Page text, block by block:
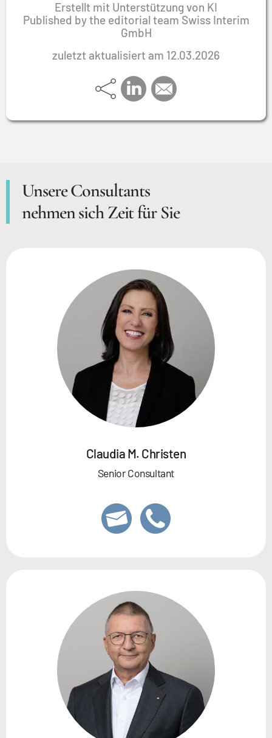
Erstellt mit Unterstützung von KI
Published by the editorial team Swiss Interim
GmbH
zuletzt aktualisiert am 12.03.2026
Unsere Consultants
nehmen sich Zeit für Sie
Claudia M. Christen
Senior Consultant